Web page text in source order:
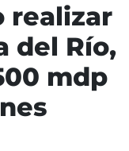
realizar
del Río,
mdp